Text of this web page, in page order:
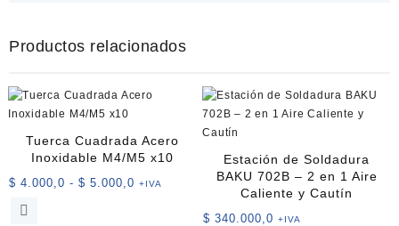
Productos relacionados
Tuerca Cuadrada Acero
Inoxidable M4/M5 x10
$ 4.000,0 - $ 5.000,0 Rango
+IVA
Este
Estación de Soldadura
BAKU 702B – 2 en 1 Aire
Caliente y Cautín
$ 340.000,0 +IVA